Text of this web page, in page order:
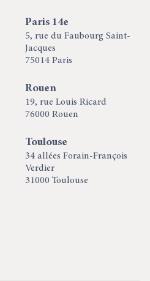
Paris 14e
5, rue du Faubourg Saint-
Jacques
75014 Paris
Rouen
19, rue Louis Ricard
76000 Rouen
Toulouse
34 allées Forain-François
Verdier
31000 Toulouse